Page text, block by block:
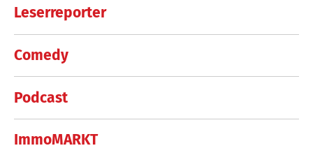
Leserreporter
Comedy
Podcast
ImmoMARKT